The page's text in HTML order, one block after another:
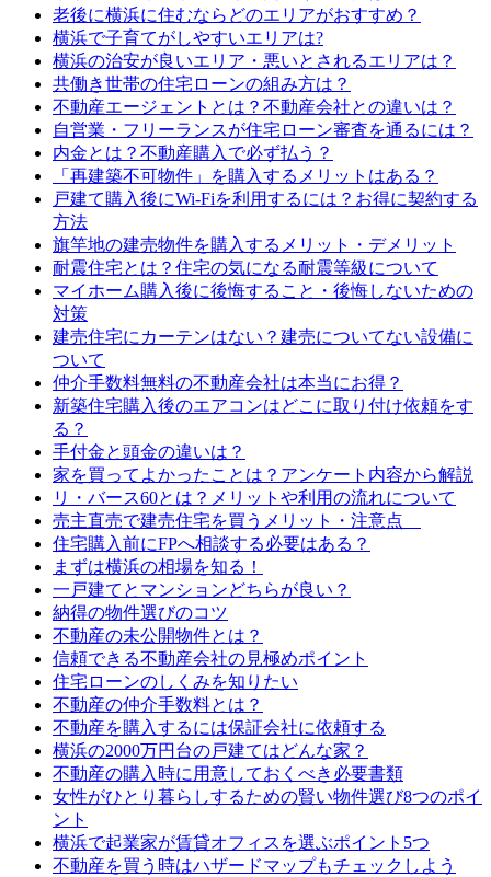
老後に横浜に住むならどのエリアがおすすめ？
横浜で子育てがしやすいエリアは?
横浜の治安が良いエリア・悪いとされるエリアは？
共働き世帯の住宅ローンの組み方は？
不動産エージェントとは？不動産会社との違いは？
自営業・フリーランスが住宅ローン審査を通るには？
内金とは？不動産購入で必ず払う？
「再建築不可物件」を購入するメリットはある？
戸建て購入後にWi-Fiを利用するには？お得に契約する
方法
旗竿地の建売物件を購入するメリット・デメリット
耐震住宅とは？住宅の気になる耐震等級について
マイホーム購入後に後悔すること・後悔しないための
対策
建売住宅にカーテンはない？建売についてない設備に
ついて
仲介手数料無料の不動産会社は本当にお得？
新築住宅購入後のエアコンはどこに取り付け依頼をす
る？
手付金と頭金の違いは？
家を買ってよかったことは？アンケート内容から解説
リ・バース60とは？メリットや利用の流れについて
売主直売で建売住宅を買うメリット・注意点
住宅購入前にFPへ相談する必要はある？
まずは横浜の相場を知る！
一戸建てとマンションどちらが良い？
納得の物件選びのコツ
不動産の未公開物件とは？
信頼できる不動産会社の見極めポイント
住宅ローンのしくみを知りたい
不動産の仲介手数料とは？
不動産を購入するには保証会社に依頼する
横浜の2000万円台の戸建てはどんな家？
不動産の購入時に用意しておくべき必要書類
女性がひとり暮らしするための賢い物件選び8つのポイ
ント
横浜で起業家が賃貸オフィスを選ぶポイント5つ
不動産を買う時はハザードマップもチェックしよう